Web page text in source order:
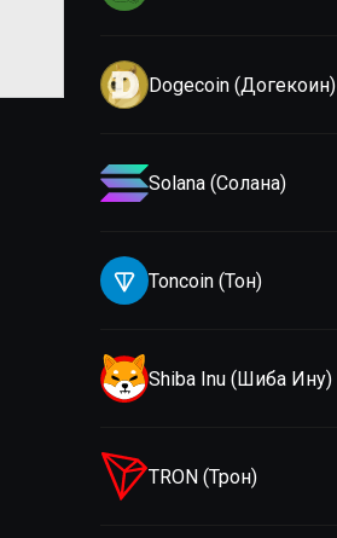
Dogecoin (Догекоин)
Solana (Солана)
Toncoin (Тон)
Shiba Inu (Шиба Ину)
TRON (Трон)